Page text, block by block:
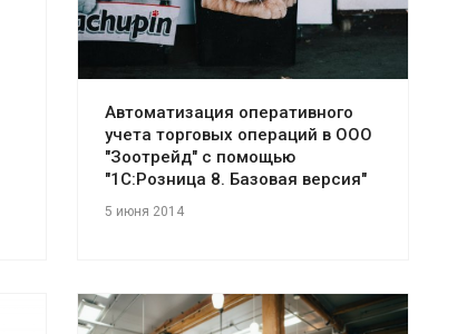
Автоматизация оперативного
учета торговых операций в ООО
"Зоотрейд" с помощью
"1С:Розница 8. Базовая версия"
5 июня 2014